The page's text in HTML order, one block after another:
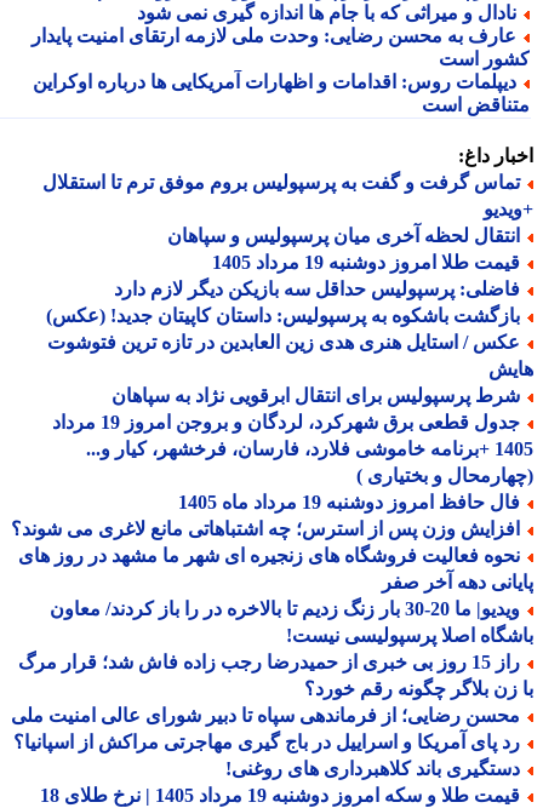
و میراثی که با جام ها اندازه گیری نمی شود
به محسن رضایی: وحدت ملی لازمه ارتقای امنیت پایدار
است
روس: اقدامات و اظهارات آمریکایی ها درباره اوکراین
است
داغ:
گرفت و گفت به پرسپولیس بروم موفق ترم تا استقلال
لحظه آخری میان پرسپولیس و سپاهان
طلا امروز دوشنبه 19 مرداد 1405
پرسپولیس حداقل سه بازیکن دیگر لازم دارد
باشکوه به پرسپولیس: داستان کاپیتان جدید! (عکس)
/ استایل هنری هدی زین العابدین در تازه ترین فتوشوت
پرسپولیس برای انتقال ابرقویی نژاد به سپاهان
جدول قطعی برق شهرکرد، لردگان و بروجن امروز 19 مرداد
1405 +برنامه خاموشی فلارد، فارسان، فرخشهر، کیار و...
و بختیاری )
حافظ امروز دوشنبه 19 مرداد ماه 1405
وزن پس از استرس؛ چه اشتباهاتی مانع لاغری می شوند؟
فعالیت فروشگاه های زنجیره ای شهر ما مشهد در روز های
دهه آخر صفر
ویدیو| ما 20-30 بار زنگ زدیم تا بالاخره در را باز کردند/ معاون
اصلا پرسپولیسی نیست!
راز 15 روز بی خبری از حمیدرضا رجب زاده فاش شد؛ قرار مرگ
زن بلاگر چگونه رقم خورد؟
رضایی؛ از فرماندهی سپاه تا دبیر شورای عالی امنیت ملی
پای آمریکا و اسراییل در باج گیری مهاجرتی مراکش از اسپانیا؟
باند کلاهبرداری های روغنی!
قیمت طلا و سکه امروز دوشنبه 19 مرداد 1405 | نرخ طلای 18